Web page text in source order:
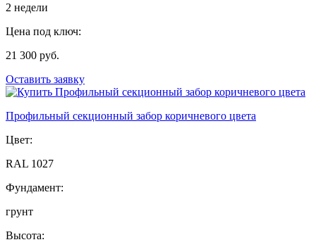
2 недели
Цена под ключ:
21 300 руб.
Оставить заявку
Профильный секционный забор коричневого цвета
Цвет:
RAL 1027
Фундамент:
грунт
Высота: